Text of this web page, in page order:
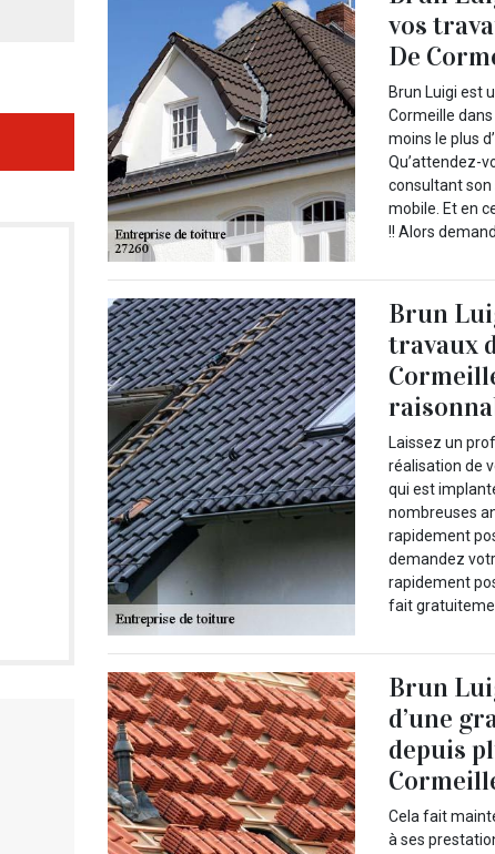
vos
De
Brun Luigi est
Cormeille
moins le plus
Qu’attendez-
consultant
mobile. Et en
!! Alors
Brun
travaux
Laissez un
réalisation de
qui est
nombreuses
rapidement
demandez
rapidement
fait
Brun
d’une
depuis
Cela fait
à ses